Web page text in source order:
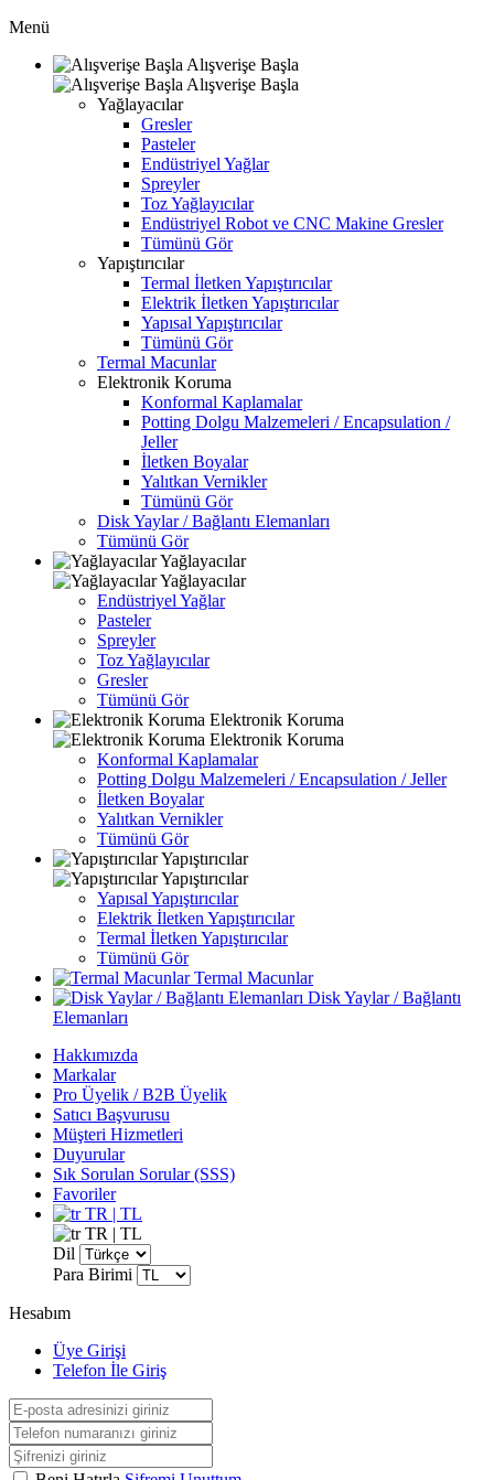
Menü
Alışverişe Başla
Alışverişe Başla
Yağlayacılar
Gresler
Pasteler
Endüstriyel Yağlar
Spreyler
Toz Yağlayıcılar
Endüstriyel Robot ve CNC Makine Gresler
Tümünü Gör
Yapıştırıcılar
Termal İletken Yapıştırıcılar
Elektrik İletken Yapıştırıcılar
Yapısal Yapıştırıcılar
Tümünü Gör
Termal Macunlar
Elektronik Koruma
Konformal Kaplamalar
Potting Dolgu Malzemeleri / Encapsulation /
Jeller
İletken Boyalar
Yalıtkan Vernikler
Tümünü Gör
Disk Yaylar / Bağlantı Elemanları
Tümünü Gör
Yağlayacılar
Yağlayacılar
Endüstriyel Yağlar
Pasteler
Spreyler
Toz Yağlayıcılar
Gresler
Tümünü Gör
Elektronik Koruma
Elektronik Koruma
Konformal Kaplamalar
Potting Dolgu Malzemeleri / Encapsulation / Jeller
İletken Boyalar
Yalıtkan Vernikler
Tümünü Gör
Yapıştırıcılar
Yapıştırıcılar
Yapısal Yapıştırıcılar
Elektrik İletken Yapıştırıcılar
Termal İletken Yapıştırıcılar
Tümünü Gör
Termal Macunlar
Disk Yaylar / Bağlantı
Elemanları
Hakkımızda
Markalar
Pro Üyelik / B2B Üyelik
Satıcı Başvurusu
Müşteri Hizmetleri
Duyurular
Sık Sorulan Sorular (SSS)
Favoriler
TR | TL
TR | TL
Dil
Para Birimi
Hesabım
Üye Girişi
Telefon İle Giriş